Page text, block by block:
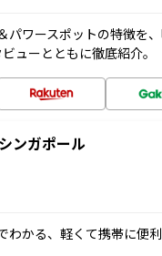
パワースポットの特徴を
ューとともに徹底紹介。
ガポール
わかる、軽くて携帯に便